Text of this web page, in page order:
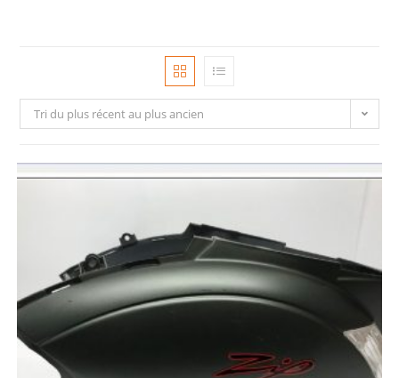
Tri du plus récent au plus ancien